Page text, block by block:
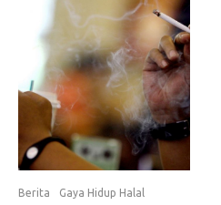
Berita Gaya Hidup Halal